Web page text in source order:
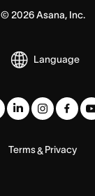
© 2026Asana, Inc.
Language
Terms& Privacy